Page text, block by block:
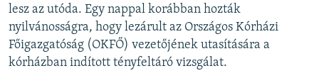
lesz az utóda. Egy nappal korábban hozták
nyilvánosságra, hogy lezárult az Országos Kórházi
Főigazgatóság (OKFŐ) vezetőjének utasítására a
kórházban indított tényfeltáró vizsgálat.